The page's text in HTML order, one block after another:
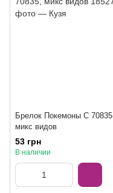
Брелок Покемоны C 70835,
микс видов
53 грн
В наличии